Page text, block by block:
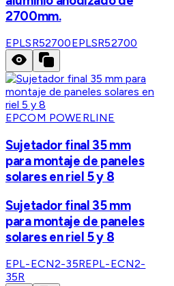
2700mm.
EPLSR52700EPLSR52700
EPCOM POWERLINE
Sujetador final 35 mm
para montaje de paneles
solares en riel 5 y 8
Sujetador final 35 mm
para montaje de paneles
solares en riel 5 y 8
EPL-ECN2-35REPL-ECN2-
35R